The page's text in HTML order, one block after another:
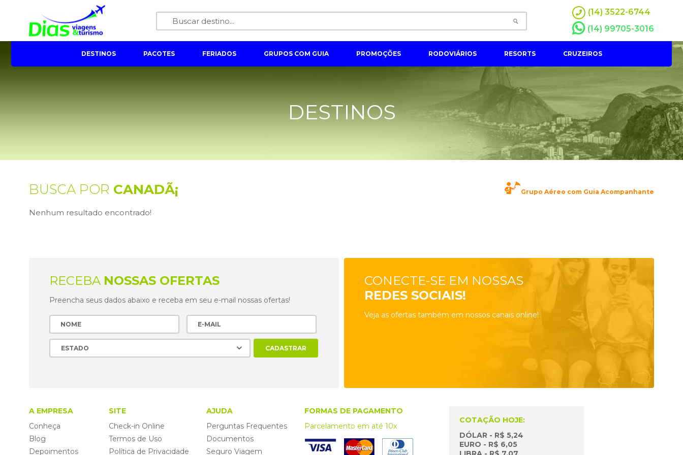
(14) 3522-6744
(14) 99705-3016
DESTINOS PACOTES FERIADOS GRUPOS COM GUIA PROMOÇÕES RODOVIÁRIOS RESORTS CRUZEIROS
DESTINOS
BUSCA POR CANADÃ¡ Grupo Aéreo com Guia Acompanhante
Nenhum resultado encontrado!
RECEBA NOSSAS OFERTAS
Preencha seus dados abaixo e receba em seu e-mail nossas ofertas!
CONECTE-SE EM NOSSAS
REDES SOCIAIS!
Veja as ofertas também em nossos canais online!
A EMPRESA
Conheça
Blog
Depoimentos
SITE
Check-in Online
Termos de Uso
Política de Privacidade
AJUDA
Perguntas Frequentes
Documentos
Seguro Viagem
FORMAS DE PAGAMENTO
Parcelamento em até 10x
COTAÇÃO HOJE:
DÓLAR - R$ 5,24
EURO - R$ 6,05